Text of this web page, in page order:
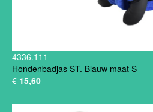
4336.111
Hondenbadjas ST. Blauw maat S
€ 15,60